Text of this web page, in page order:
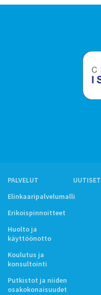
PALVELUT
Elinkaaripalvelumalli
Erikoispinnoitteet
Huolto ja
käyttöönotto
Koulutus ja
konsultointi
Putkistot ja niiden
osakokonaisuudet
UUTISET